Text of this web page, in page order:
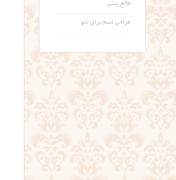
طالع بینی
طراحی اسم برای تتو